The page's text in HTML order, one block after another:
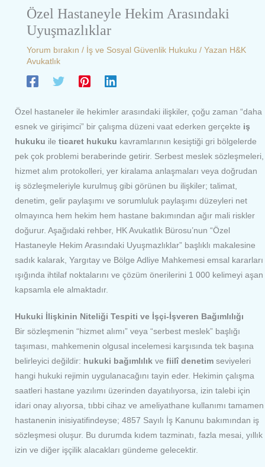
Özel Hastaneyle Hekim Arasındaki
Uyuşmazlıklar
Yorum bırakın / İş ve Sosyal Güvenlik Hukuku / Yazan H&K
Avukatlık
Özel hastaneler ile hekimler arasındaki ilişkiler, çoğu zaman “daha
esnek ve girişimci” bir çalışma düzeni vaat ederken gerçekte iş
hukuku ile ticaret hukuku kavramlarının kesiştiği gri bölgelerde
pek çok problemi beraberinde getirir. Serbest meslek sözleşmeleri,
hizmet alım protokolleri, yer kiralama anlaşmaları veya doğrudan
iş sözleşmeleriyle kurulmuş gibi görünen bu ilişkiler; talimat,
denetim, gelir paylaşımı ve sorumluluk paylaşımı düzeyleri net
olmayınca hem hekim hem hastane bakımından ağır mali riskler
doğurur. Aşağıdaki rehber, HK Avukatlık Bürosu’nun “Özel
Hastaneyle Hekim Arasındaki Uyuşmazlıklar” başlıklı makalesine
sadık kalarak, Yargıtay ve Bölge Adliye Mahkemesi emsal kararları
ışığında ihtilaf noktalarını ve çözüm önerilerini 1 000 kelimeyi aşan
kapsamla ele almaktadır.
Hukuki İlişkinin Niteliği Tespiti ve İşçi-İşveren Bağımlılığı
Bir sözleşmenin “hizmet alımı” veya “serbest meslek” başlığı
taşıması, mahkemenin olgusal incelemesi karşısında tek başına
belirleyici değildir: hukuki bağımlılık ve fiilî denetim seviyeleri
hangi hukuki rejimin uygulanacağını tayin eder. Hekimin çalışma
saatleri hastane yazılımı üzerinden dayatılıyorsa, izin talebi için
idari onay alıyorsa, tıbbi cihaz ve ameliyathane kullanımı tamamen
hastanenin inisiyatifindeyse; 4857 Sayılı İş Kanunu bakımından iş
sözleşmesi oluşur. Bu durumda kıdem tazminatı, fazla mesai, yıllık
izin ve diğer işçilik alacakları gündeme gelecektir.